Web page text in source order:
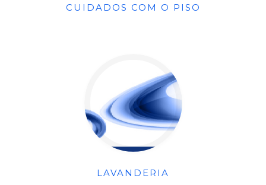
CUIDADOS COM O PISO
LAVANDERIA